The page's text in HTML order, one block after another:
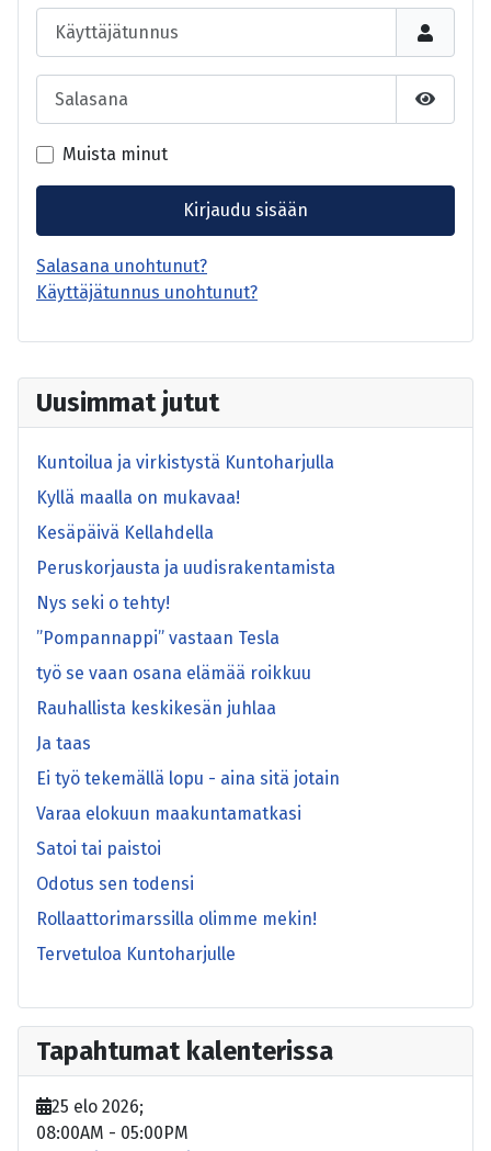
Uusimmat jutut
Kuntoilua ja virkistystä Kuntoharjulla
Kyllä maalla on mukavaa!
Kesäpäivä Kellahdella
Peruskorjausta ja uudisrakentamista
Nys seki o tehty!
”Pompannappi” vastaan Tesla
työ se vaan osana elämää roikkuu
Rauhallista keskikesän juhlaa
Ja taas
Ei työ tekemällä lopu - aina sitä jotain
Varaa elokuun maakuntamatkasi
Satoi tai paistoi
Odotus sen todensi
Rollaattorimarssilla olimme mekin!
Tervetuloa Kuntoharjulle
Tapahtumat kalenterissa
25 elo 2026;
08:00AM - 05:00PM
Käyttäjätunnus
Salasana
Näytä
Muista minut
Kirjaudu sisään
Salasana unohtunut?
Käyttäjätunnus unohtunut?